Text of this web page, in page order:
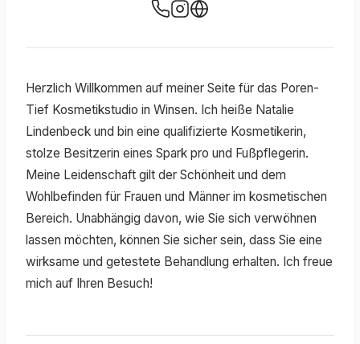
Herzlich Willkommen auf meiner Seite für das Poren-
Tief Kosmetikstudio in Winsen. Ich heiße Natalie
Lindenbeck und bin eine qualifizierte Kosmetikerin,
stolze Besitzerin eines Spark pro und Fußpflegerin.
Meine Leidenschaft gilt der Schönheit und dem
Wohlbefinden für Frauen und Männer im kosmetischen
Bereich. Unabhängig davon, wie Sie sich verwöhnen
lassen möchten, können Sie sicher sein, dass Sie eine
wirksame und getestete Behandlung erhalten. Ich freue
mich auf Ihren Besuch!